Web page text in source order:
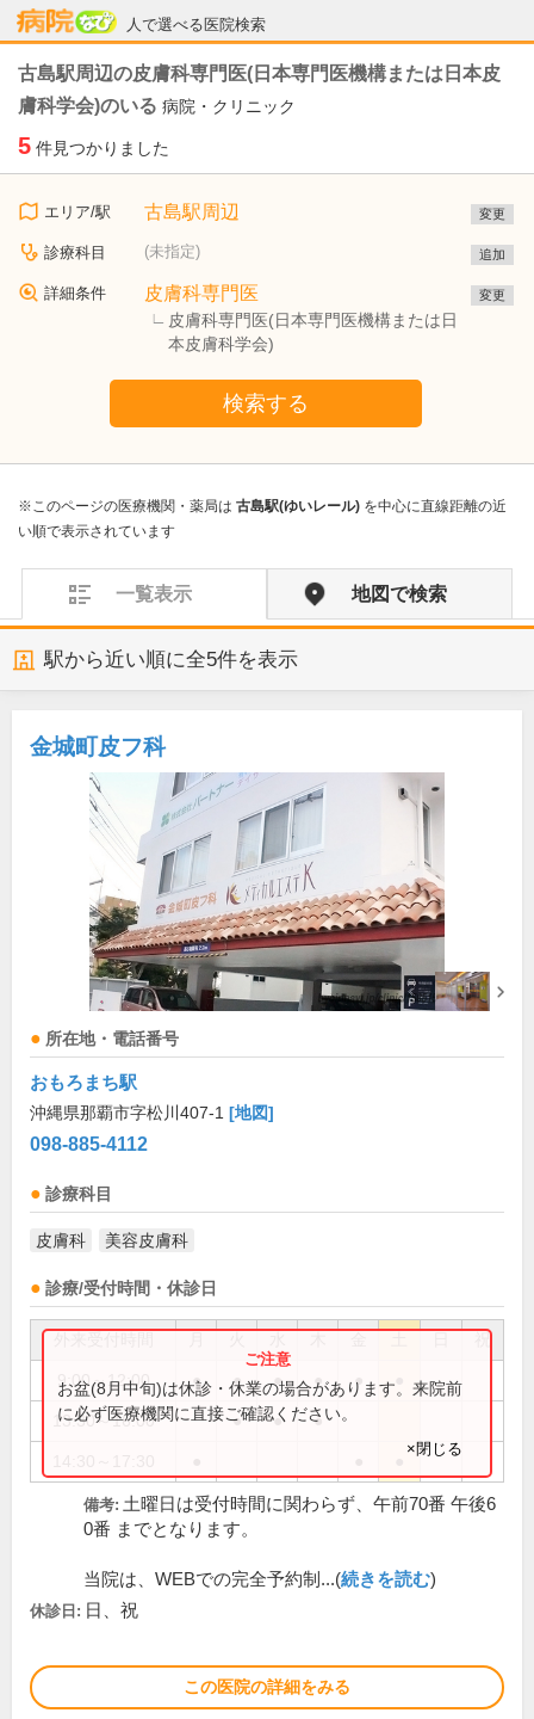
人で選べる医院検索
病院なび
古島駅周辺の皮膚科専門医(日本専門医機構または日本皮
膚科学会)のいる 病院・クリニック
5 件見つかりました
エリア/駅 古島駅周辺 変更
診療科目 (未指定) 追加
詳細条件 皮膚科専門医
皮膚科専門医(日本専門医機構または日
本皮膚科学会)
変更
検索する
※このページの医療機関・薬局は 古島駅(ゆいレール) を中心に直線距離の近
い順で表示されています
一覧表示 地図で検索
駅から近い順に全5件を表示
金城町皮フ科
所在地・電話番号
おもろまち駅
沖縄県那覇市字松川407-1 [地図]
098-885-4112
診療科目
皮膚科 美容皮膚科
診療/受付時間・休診日
祝
9:00～12:00 ● ● ● ● ●
13:30～16:00 ● ● ●
お盆(8月中旬)は休診・休業の場合があります。来院前
に必ず医療機関に直接ご確認ください。
×閉じる
備考: 土曜日は受付時間に関わらず、午前70番 午後6
0番 までとなります。
当院は、WEBでの完全予約制...(続きを読む)
休診日: 日、祝
この医院の詳細をみる